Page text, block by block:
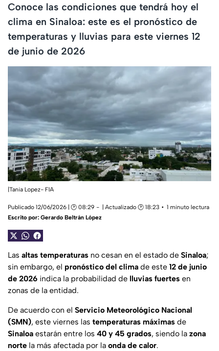
Conoce las condiciones que tendrá hoy el
clima en Sinaloa: este es el pronóstico de
temperaturas y lluvias para este viernes 12
de junio de 2026
|Tania Lopez- FIA
Publicado 12/06/2026 | 🕑 08:29 | Actualizado 🕑 18:23
1 minuto lectura
Escrito por: Gerardo Beltrán López
Las altas temperaturas no cesan en el estado de Sinaloa;
sin embargo, el pronóstico del clima de este 12 de junio
de 2026 indica la probabilidad de lluvias fuertes en
zonas de la entidad.
De acuerdo con el Servicio Meteorológico Nacional
(SMN), este viernes las temperaturas máximas de
Sinaloa estarán entre los 40 y 45 grados, siendo la zona
norte la más afectada por la onda de calor.